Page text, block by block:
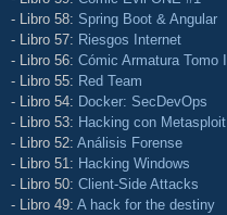
- Libro 58: Spring Boot & Angular
- Libro 57: Riesgos Internet
- Libro 56: Cómic Armatura Tomo I
- Libro 55: Red Team
- Libro 54: Docker: SecDevOps
- Libro 53: Hacking con Metasploit
- Libro 52: Análisis Forense
- Libro 51: Hacking Windows
- Libro 50: Client-Side Attacks
- Libro 49: A hack for the destiny